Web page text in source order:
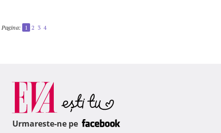
Pagina: 1 2 3 4
Urmareste-ne pe